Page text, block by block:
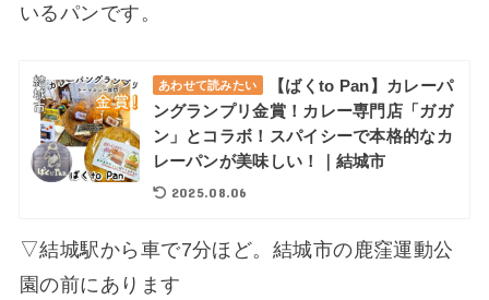
いるパンです。
あわせて読みたい
【ばくto Pan】カレーパ
ングランプリ金賞！カレー専門店「ガガ
ン」とコラボ！スパイシーで本格的なカ
レーパンが美味しい！｜結城市
2025.08.06
▽結城駅から車で7分ほど。結城市の鹿窪運動公
園の前にあります